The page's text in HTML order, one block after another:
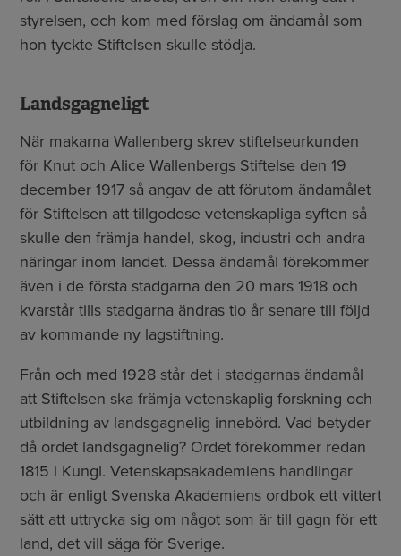
styrelsen, och kom med förslag om ändamål som
hon tyckte Stiftelsen skulle stödja.
Landsgagneligt
När makarna Wallenberg skrev stiftelseurkunden
för Knut och Alice Wallenbergs Stiftelse den 19
december 1917 så angav de att förutom ändamålet
för Stiftelsen att tillgodose vetenskapliga syften så
skulle den främja handel, skog, industri och andra
näringar inom landet. Dessa ändamål förekommer
även i de första stadgarna den 20 mars 1918 och
kvarstår tills stadgarna ändras tio år senare till följd
av kommande ny lagstiftning.
Från och med 1928 står det i stadgarnas ändamål
att Stiftelsen ska främja vetenskaplig forskning och
utbildning av landsgagnelig innebörd. Vad betyder
då ordet landsgagnelig? Ordet förekommer redan
1815 i Kungl. Vetenskapsakademiens handlingar
och är enligt Svenska Akademiens ordbok ett vittert
sätt att uttrycka sig om något som är till gagn för ett
land, det vill säga för Sverige.